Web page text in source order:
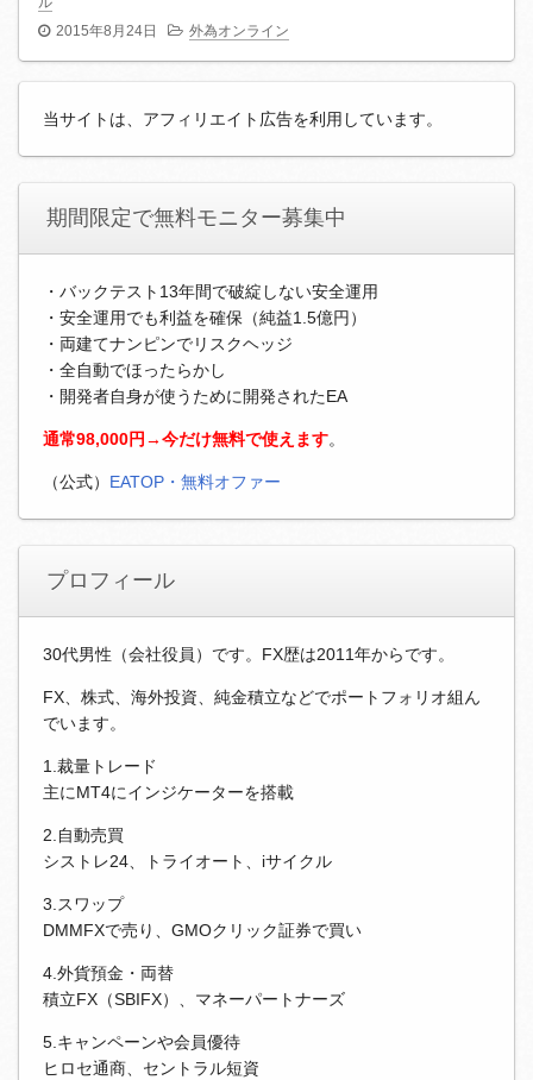
2015年8月24日
外為オンライン
当サイトは、アフィリエイト広告を利用しています。
期間限定で無料モニター募集中
・バックテスト13年間で破綻しない安全運用
・安全運用でも利益を確保（純益1.5億円）
・両建てナンピンでリスクヘッジ
・全自動でほったらかし
・開発者自身が使うために開発されたEA
通常98,000円→今だけ無料で使えます。
（公式） EATOP・無料オファー
プロフィール
30代男性（会社役員）です。FX歴は2011年からです。
FX、株式、海外投資、純金積立などでポートフォリオ組ん
でいます。
1.裁量トレード
主にMT4にインジケーターを搭載
2.自動売買
シストレ24、トライオート、iサイクル
3.スワップ
DMMFXで売り、GMOクリック証券で買い
4.外貨預金・両替
積立FX（SBIFX）、マネーパートナーズ
5.キャンペーンや会員優待
ヒロセ通商、セントラル短資